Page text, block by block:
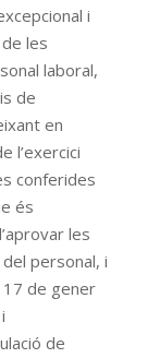
i
les
laboral,
de
en
l’exercici
conferides
és
les
personal, i
17 de gener
de